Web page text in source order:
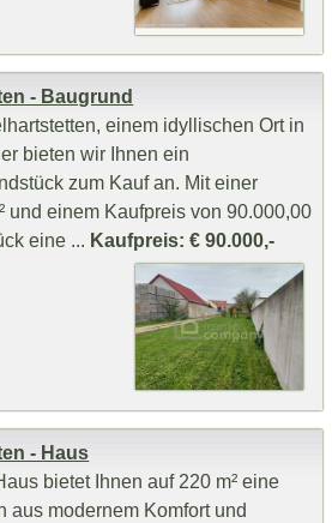
- Baugrund
einem idyllischen Ort in
bieten wir Ihnen ein
zum Kauf an. Mit einer
und einem Kaufpreis von 90.000,00
eine ... Kaufpreis: € 90.000,-
- Haus
bietet Ihnen auf 220 m² eine
aus modernem Komfort und